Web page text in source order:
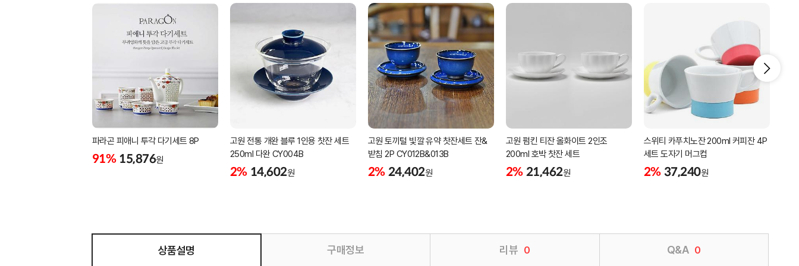
파라곤 피애니 투각 다기세트 8P
91% 15,876원
고원 전통 개완 블루 1인용 찻잔 세트
250ml 다완 CY004B
2% 14,602원
고원 토끼털 빛깔 유약 찻잔세트 잔&
받침 2P CY012B&013B
2% 24,402원
고원 펌킨 티잔 올화이트 2인조
200ml 호박 찻잔 세트
2% 21,462원
스위티 카푸치노잔 200ml 커피잔 4P
세트 도자기 머그컵
2% 37,240원
상품설명 구매정보 리뷰 0 Q&A 0